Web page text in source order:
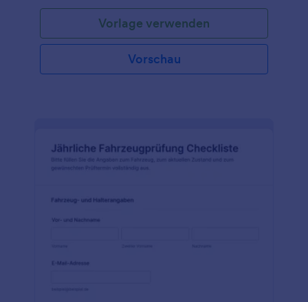
Vorlage verwenden
Vorschau